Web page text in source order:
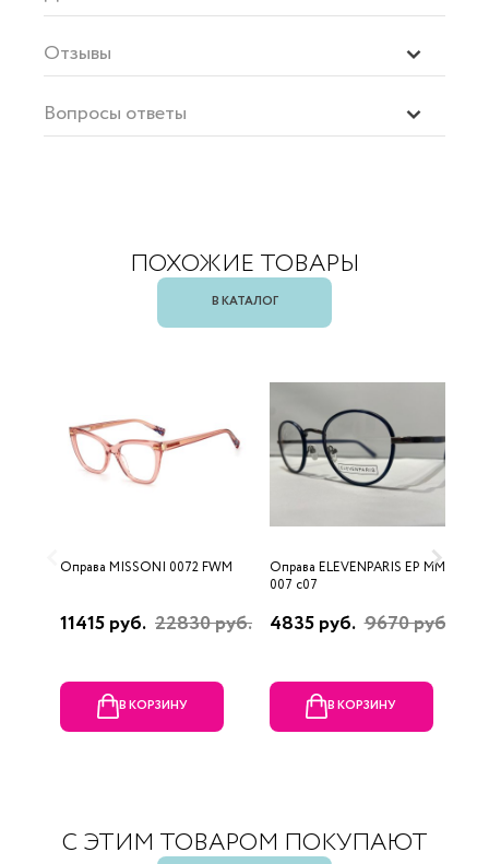
Отзывы
Вопросы ответы
ПОХОЖИЕ ТОВАРЫ
В КАТАЛОГ
Оправа MISSONI 0072 FWM
11415 руб. 22830 руб.
В КОРЗИНУ
Оправа ELEVENPARIS EP MM
007 c07
4835 руб. 9670 руб.
В КОРЗИНУ
С ЭТИМ ТОВАРОМ ПОКУПАЮТ